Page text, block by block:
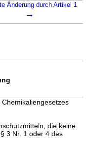
Änderung durch Artikel 1
→
die keine
3 Nr. 1 oder 4 des